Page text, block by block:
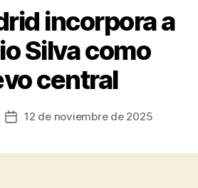
incorpora a
Silva como
central
Fecha12 de noviembre de 2025